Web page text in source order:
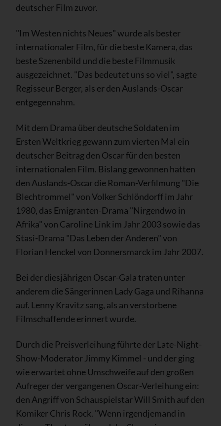
deutscher Film zuvor.
"Im Westen nichts Neues" wurde als bester
internationaler Film, für die beste Kamera, das
beste Szenenbild und die beste Filmmusik
ausgezeichnet. "Das bedeutet uns so viel", sagte
Regisseur Berger, als er den Auslands-Oscar
entgegennahm.
Mit dem Drama über deutsche Soldaten im
Ersten Weltkrieg gewann zum vierten Mal ein
deutscher Beitrag den Oscar für den besten
internationalen Film. Bislang gewonnen hatten
den Auslands-Oscar die Roman-Verfilmung "Die
Blechtrommel" von Volker Schlöndorff im Jahr
1980, das Emigranten-Drama "Nirgendwo in
Afrika" von Caroline Link im Jahr 2003 sowie das
Stasi-Drama "Das Leben der Anderen" von
Florian Henckel von Donnersmarck im Jahr 2007.
Bei der diesjährigen Oscar-Gala traten unter
anderem die Sängerinnen Lady Gaga und Rihanna
auf. Lenny Kravitz sang, als an verstorbene
Filmschaffende erinnert wurde.
Durch die Preisverleihung führte der Late-Night-
Show-Moderator Jimmy Kimmel - und der ging
wie erwartet ohne Umschweife auf den großen
Aufreger der vergangenen Oscar-Verleihung ein:
den Angriff von Schauspielstar Will Smith auf den
Komiker Chris Rock. "Wenn irgendjemand in